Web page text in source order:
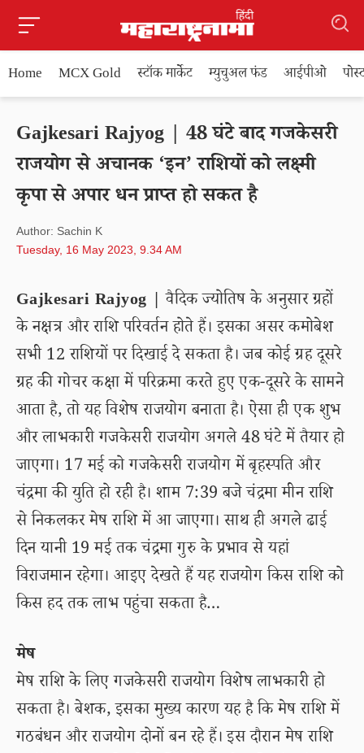
Home MCX Gold स्टॉक मार्केट म्युचुअल फंड आईपीओ
Gajkesari Rajyog | 48 घंटे बाद गजकेसरी
राजयोग से अचानक ‘इन’ राशियों को लक्ष्मी
कृपा से अपार धन प्राप्त हो सकत है
Author: Sachin K
Tuesday, 16 May 2023, 9.34 AM
Gajkesari Rajyog | वैदिक ज्योतिष के अनुसार ग्रहों
के नक्षत्र और राशि परिवर्तन होते हैं। इसका असर कमोबेश
सभी 12 राशियों पर दिखाई दे सकता है। जब कोई ग्रह दूसरे
ग्रह की गोचर कक्षा में परिक्रमा करते हुए एक-दूसरे के सामने
आता है, तो यह विशेष राजयोग बनाता है। ऐसा ही एक शुभ
और लाभकारी गजकेसरी राजयोग अगले 48 घंटे में तैयार हो
जाएगा। 17 मई को गजकेसरी राजयोग में बृहस्पति और
चंद्रमा की युति हो रही है। शाम 7:39 बजे चंद्रमा मीन राशि
से निकलकर मेष राशि में आ जाएगा। साथ ही अगले ढाई
दिन यानी 19 मई तक चंद्रमा गुरु के प्रभाव से यहां
विराजमान रहेगा। आइए देखते हैं यह राजयोग किस राशि को
किस हद तक लाभ पहुंचा सकता है…
मेष
मेष राशि के लिए गजकेसरी राजयोग विशेष लाभकारी हो
सकता है। बेशक, इसका मुख्य कारण यह है कि मेष राशि में
गठबंधन और राजयोग दोनों बन रहे हैं। इस दौरान मेष राशि